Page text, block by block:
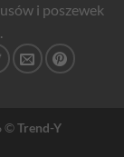
i poszewek
©Trend-Y